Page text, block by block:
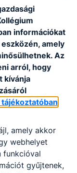
teljes
fejleszti
A
részletei
jellege
Technikum,
Palánk
információkat
amely
Az
arról, hogy
kívánja
amely akkor
webhelyet
funkcióval
gyűjtenek,